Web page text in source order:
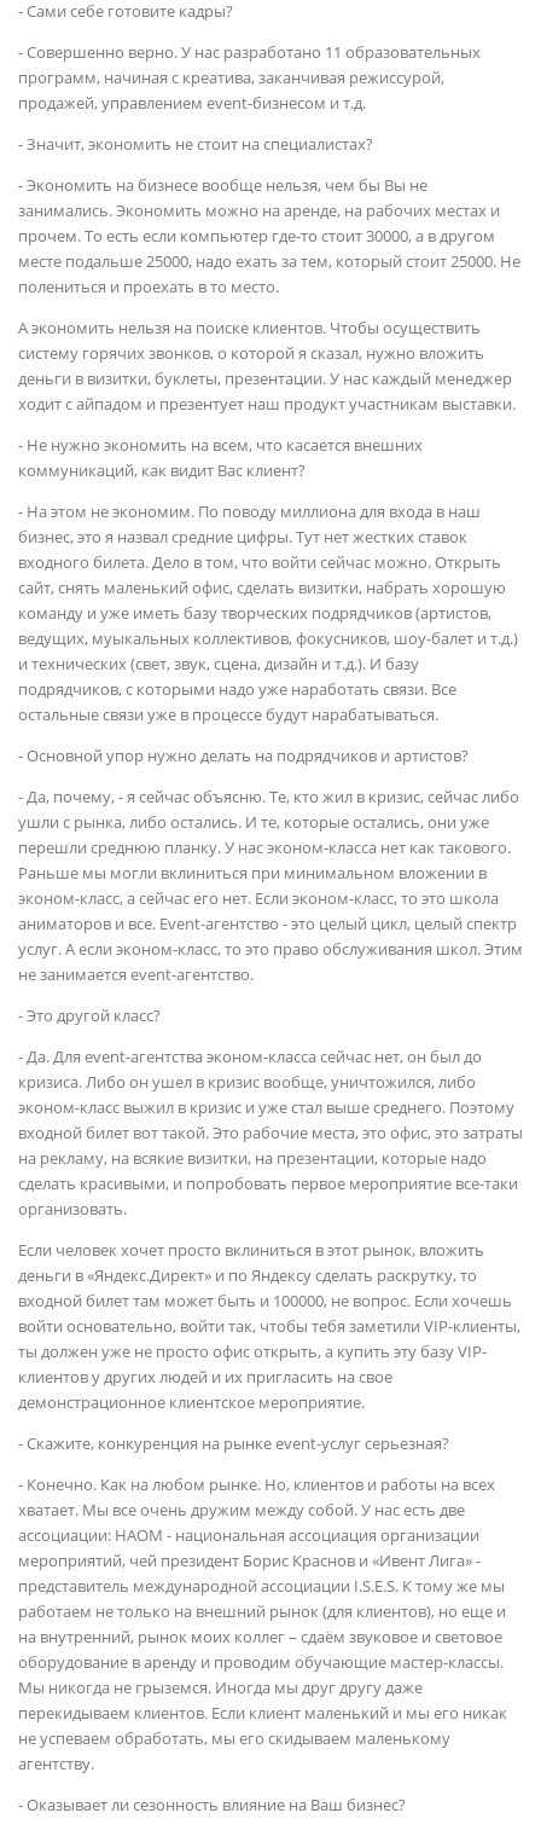
- Сами себе готовите кадры?
- Совершенно верно. У нас разработано 11 образовательных
программ, начиная с креатива, заканчивая режиссурой,
продажей, управлением event-бизнесом и т.д.
- Значит, экономить не стоит на специалистах?
- Экономить на бизнесе вообще нельзя, чем бы Вы не
занимались. Экономить можно на аренде, на рабочих местах и
прочем. То есть если компьютер где-то стоит 30000, а в другом
месте подальше 25000, надо ехать за тем, который стоит 25000. Не
полениться и проехать в то место.
А экономить нельзя на поиске клиентов. Чтобы осуществить
систему горячих звонков, о которой я сказал, нужно вложить
деньги в визитки, буклеты, презентации. У нас каждый менеджер
ходит с айпадом и презентует наш продукт участникам выставки.
- Не нужно экономить на всем, что касается внешних
коммуникаций, как видит Вас клиент?
- На этом не экономим. По поводу миллиона для входа в наш
бизнес, это я назвал средние цифры. Тут нет жестких ставок
входного билета. Дело в том, что войти сейчас можно. Открыть
сайт, снять маленький офис, сделать визитки, набрать хорошую
команду и уже иметь базу творческих подрядчиков (артистов,
ведущих, муыкальных коллективов, фокусников, шоу-балет и т.д.)
и технических (свет, звук, сцена, дизайн и т.д.). И базу
подрядчиков, с которыми надо уже наработать связи. Все
остальные связи уже в процессе будут нарабатываться.
- Основной упор нужно делать на подрядчиков и артистов?
- Да, почему, - я сейчас объясню. Те, кто жил в кризис, сейчас либо
ушли с рынка, либо остались. И те, которые остались, они уже
перешли среднюю планку. У нас эконом-класса нет как такового.
Раньше мы могли вклиниться при минимальном вложении в
эконом-класс, а сейчас его нет. Если эконом-класс, то это школа
аниматоров и все. Event-агентство - это целый цикл, целый спектр
услуг. А если эконом-класс, то это право обслуживания школ. Этим
не занимается event-агентство.
- Это другой класс?
- Да. Для event-агентства эконом-класса сейчас нет, он был до
кризиса. Либо он ушел в кризис вообще, уничтожился, либо
эконом-класс выжил в кризис и уже стал выше среднего. Поэтому
входной билет вот такой. Это рабочие места, это офис, это затраты
на рекламу, на всякие визитки, на презентации, которые надо
сделать красивыми, и попробовать первое мероприятие все-таки
организовать.
Если человек хочет просто вклиниться в этот рынок, вложить
деньги в «Яндекс.Директ» и по Яндексу сделать раскрутку, то
входной билет там может быть и 100000, не вопрос. Если хочешь
войти основательно, войти так, чтобы тебя заметили VIP-клиенты,
ты должен уже не просто офис открыть, а купить эту базу VIP-
клиентов у других людей и их пригласить на свое
демонстрационное клиентское мероприятие.
- Скажите, конкуренция на рынке event-услуг серьезная?
- Конечно. Как на любом рынке. Но, клиентов и работы на всех
хватает. Мы все очень дружим между собой. У нас есть две
ассоциации: НАОМ - национальная ассоциация организации
мероприятий, чей президент Борис Краснов и «Ивент Лига» -
представитель международной ассоциации I.S.E.S. К тому же мы
работаем не только на внешний рынок (для клиентов), но еще и
на внутренний, рынок моих коллег – сдаём звуковое и световое
оборудование в аренду и проводим обучающие мастер-классы.
Мы никогда не грыземся. Иногда мы друг другу даже
перекидываем клиентов. Если клиент маленький и мы его никак
не успеваем обработать, мы его скидываем маленькому
агентству.
- Оказывает ли сезонность влияние на Ваш бизнес?